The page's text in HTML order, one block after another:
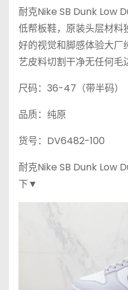
耐克Nike SB Dunk Low
低帮板鞋，原装头层材料
好的视觉和脚感体验大厂
艺皮料切割干净无任何毛
尺码：36-47（带半码）
品质：纯原
货号：DV6482-100
耐克Nike SB Dunk Low
下▼